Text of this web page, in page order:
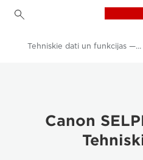
Canon SELPHY CP1300 - Printeri
Tehniskie dati un funkcijas — Canon SELPHY CP1300
Canon